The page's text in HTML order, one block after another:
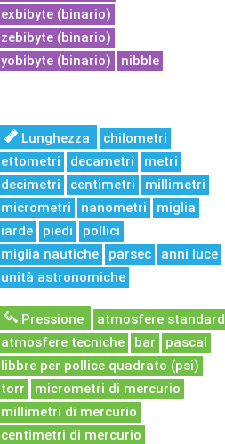
exbibyte (binario)
zebibyte (binario)
yobibyte (binario)
nibble
Lunghezza
chilometri
ettometri
decametri
metri
decimetri
centimetri
millimetri
micrometri
nanometri
miglia
iarde
piedi
pollici
miglia nautiche
parsec
anni luce
unità astronomiche
Pressione
atmosfere standard
atmosfere tecniche
bar
pascal
libbre per pollice quadrato (psi)
torr
micrometri di mercurio
millimetri di mercurio
centimetri di mercurio